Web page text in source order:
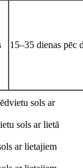
15–35 dienas pēc